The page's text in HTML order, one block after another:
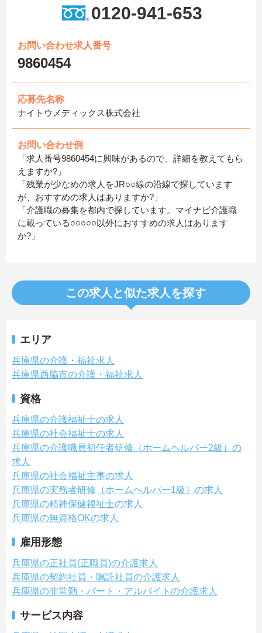
0120-941-653
お問い合わせ求人番号
9860454
応募先名称
ナイトウメディックス株式会社
お問い合わせ例
「求人番号9860454に興味があるので、詳細を教えてもら
えますか?」
「残業が少なめの求人をJR○○線の沿線で探しています
が、おすすめの求人はありますか?」
「介護職の募集を都内で探しています。マイナビ介護職
に載っている○○○○○以外におすすめの求人はあります
か?」
この求人と似た求人を探す
エリア
兵庫県の介護・福祉求人
兵庫県西脇市の介護・福祉求人
資格
兵庫県の介護福祉士の求人
兵庫県の社会福祉士の求人
兵庫県の介護職員初任者研修（ホームヘルパー2級）の
求人
兵庫県の社会福祉主事の求人
兵庫県の実務者研修（ホームヘルパー1級）の求人
兵庫県の精神保健福祉士の求人
兵庫県の無資格OKの求人
雇用形態
兵庫県の正社員(正職員)の介護求人
兵庫県の契約社員・嘱託社員の介護求人
兵庫県の非常勤・パート・アルバイトの介護求人
サービス内容